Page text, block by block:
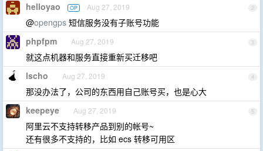
2
helloyao OP Aug 27, 2019
@opengps 短信服务没有子账号功能
3
phpfpm Aug 27, 2019
就这点机器和服务直接重新买迁移吧
4
lscho Aug 27, 2019
那没办法了，公司的东西用自己账号买，也是心大
5
keepeye Aug 27, 2019
阿里云不支持转移产品到别的帐号~
还有很多不支持的，比如 ecs 转移可用区